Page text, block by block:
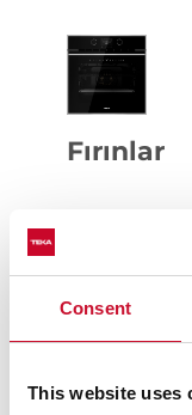
Consent
This website uses
Fırınlar
Cihazlarımız,